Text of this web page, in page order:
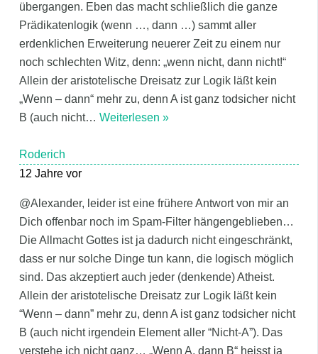
übergangen. Eben das macht schließlich die ganze
Prädikatenlogik (wenn …, dann …) sammt aller
erdenklichen Erweiterung neuerer Zeit zu einem nur
noch schlechten Witz, denn: „wenn nicht, dann nicht!“
Allein der aristotelische Dreisatz zur Logik läßt kein
„Wenn – dann“ mehr zu, denn A ist ganz todsicher nicht
B (auch nicht… Weiterlesen »
Roderich
12 Jahre vor
@Alexander, leider ist eine frühere Antwort von mir an
Dich offenbar noch im Spam-Filter hängengeblieben…
Die Allmacht Gottes ist ja dadurch nicht eingeschränkt,
dass er nur solche Dinge tun kann, die logisch möglich
sind. Das akzeptiert auch jeder (denkende) Atheist.
Allein der aristotelische Dreisatz zur Logik läßt kein
“Wenn – dann” mehr zu, denn A ist ganz todsicher nicht
B (auch nicht irgendein Element aller “Nicht-A”). Das
verstehe ich nicht ganz… „Wenn A, dann B“ heisst ja